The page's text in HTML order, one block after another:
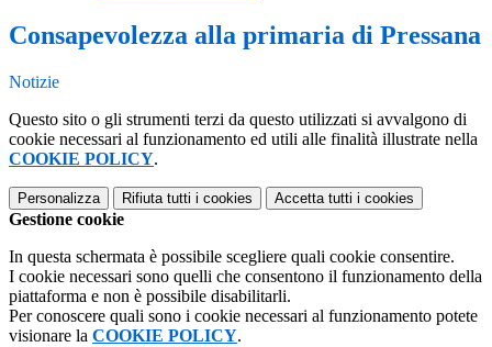
Consapevolezza alla primaria di Pressana
Notizie
Questo sito o gli strumenti terzi da questo utilizzati si avvalgono di
cookie necessari al funzionamento ed utili alle finalità illustrate nella
COOKIE POLICY.
Personalizza Rifiuta tutti i cookies Accetta tutti i cookies
Gestione cookie
In questa schermata è possibile scegliere quali cookie consentire.
I cookie necessari sono quelli che consentono il funzionamento della
piattaforma e non è possibile disabilitarli.
Per conoscere quali sono i cookie necessari al funzionamento potete
visionare la COOKIE POLICY.